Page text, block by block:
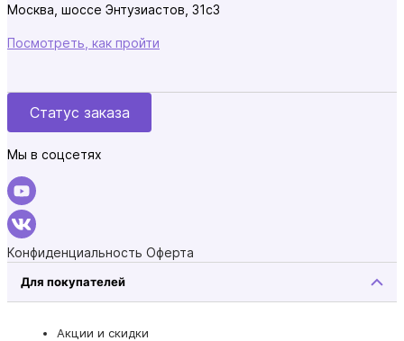
Москва, шоссе Энтузиастов, 31с3
Посмотреть, как пройти
Статус заказа
Мы в соцсетях
Конфиденциальность Оферта
Для покупателей
Акции и скидки